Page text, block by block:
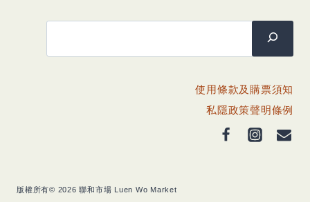
使用條款及購票須知
私隱政策聲明條例
版權所有© 2026 聯和市場 Luen Wo Market